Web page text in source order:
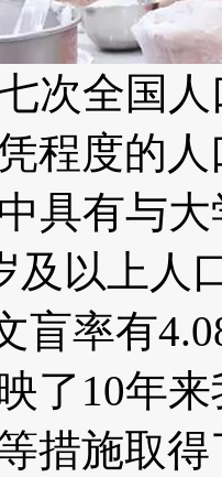
次全国
程度的
具有与
及以上人
盲率有
了10年
措施取